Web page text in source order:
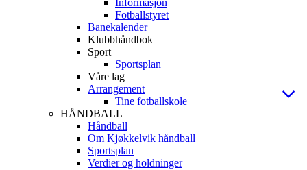
Informasjon
Fotballstyret
Banekalender
Klubbhåndbok
Sport
Sportsplan
Våre lag
Arrangement
Tine fotballskole
HÅNDBALL
Håndball
Om Kjøkkelvik håndball
Sportsplan
Verdier og holdninger